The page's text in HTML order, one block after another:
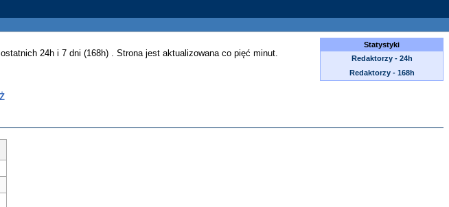
Statystyki
Redaktorzy - 24h
Redaktorzy - 168h
24h i 7 dni (168h) . Strona jest aktualizowana co pięć minut.